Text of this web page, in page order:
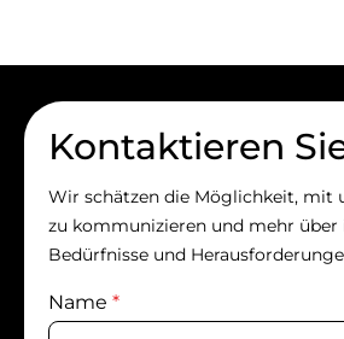
Kontaktieren
Wir schätzen die Möglichkeit, mit
zu kommunizieren und mehr
Bedürfnisse und
Name *